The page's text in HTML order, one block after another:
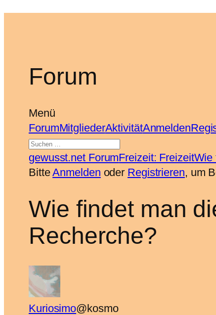
Forum
Menü
Forum-
Navigation
ForumMitgliederAktivitätAnmelden
Forum-
Breadcrumbs
Du
bist
hier:
gewusst.net ForumFreizeit: FreizeitWie
BitteAnmelden oder Registrieren, um
Wie findet man
Recherche?
Kuriosimo@kosmo